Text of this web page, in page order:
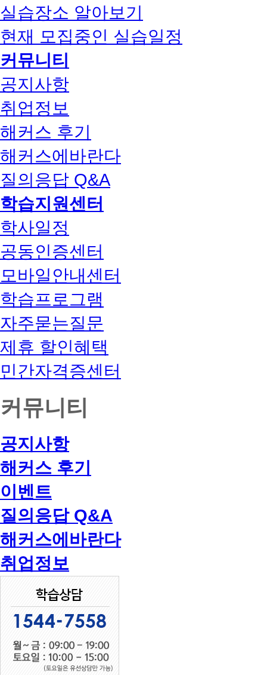
실습장소 알아보기
현재 모집중인 실습일정
커뮤니티
공지사항
취업정보
해커스 후기
해커스에바란다
질의응답 Q&A
학습지원센터
학사일정
공동인증센터
모바일안내센터
학습프로그램
자주묻는질문
제휴 할인혜택
민간자격증센터
커뮤니티
공지사항
해커스 후기
이벤트
질의응답 Q&A
해커스에바란다
취업정보